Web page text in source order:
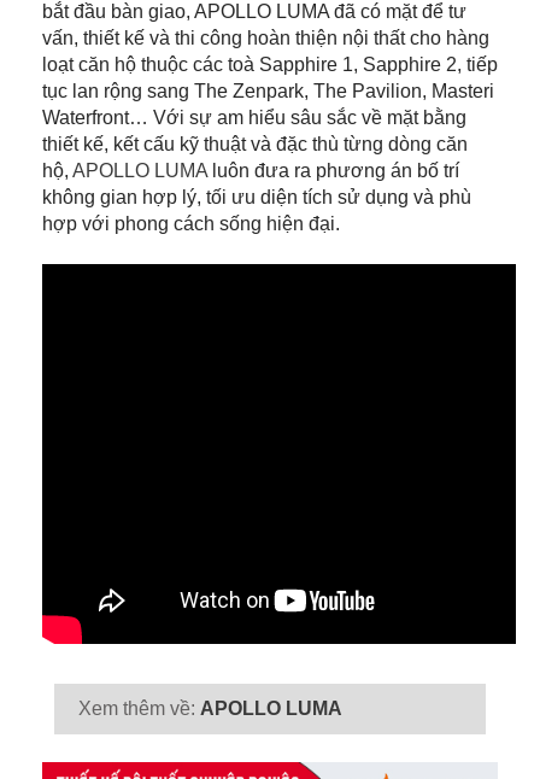
bắt đầu bàn giao, APOLLO LUMA đã có mặt để tư
vấn, thiết kế và thi công hoàn thiện nội thất cho hàng
loạt căn hộ thuộc các toà Sapphire 1, Sapphire 2, tiếp
tục lan rộng sang The Zenpark, The Pavilion, Masteri
Waterfront… Với sự am hiểu sâu sắc về mặt bằng
thiết kế, kết cấu kỹ thuật và đặc thù từng dòng căn
hộ, APOLLO LUMA luôn đưa ra phương án bố trí
không gian hợp lý, tối ưu diện tích sử dụng và phù
hợp với phong cách sống hiện đại.
Xem thêm về: APOLLO LUMA